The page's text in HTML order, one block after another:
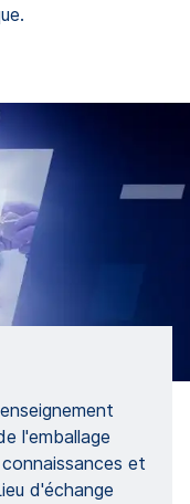
l'emballage
et
d'échange